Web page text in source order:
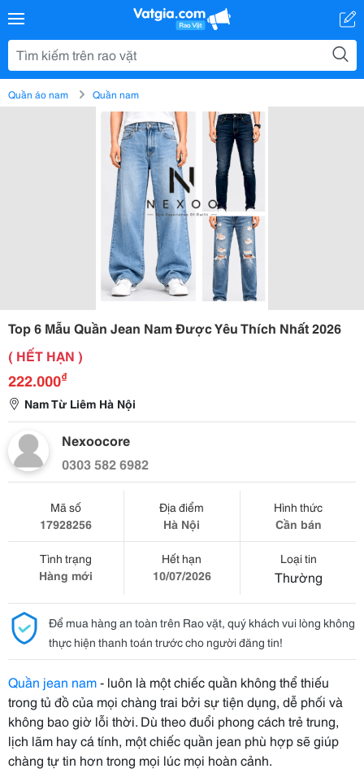
Quần áo nam Quần nam
Top 6 Mẫu Quần Jean Nam Được Yêu Thích Nhất 2026
( HẾT HẠN )
222.000₫
Nam Từ Liêm Hà Nội
Nexoocore
0303 582 6982
Mã số
17928256
Địa điểm
Hà Nội
Hình thức
Cần bán
Tình trạng
Hàng mới
Hết hạn
10/07/2026
Loại tin
Thường
Để mua hàng an toàn trên Rao vặt, quý khách vui lòng không
thực hiện thanh toán trước cho người đăng tin!
Quần jean nam- luôn là một chiếc quần không thể thiếu
trong tủ đồ của mọi chàng trai bởi sự tiện dụng, dễ phối và
không bao giờ lỗi thời. Dù theo đuổi phong cách trẻ trung,
lịch lãm hay cá tính, một chiếc quần jean phù hợp sẽ giúp
chàng tự tin hơn trong mọi lúc mọi hoàn cảnh.